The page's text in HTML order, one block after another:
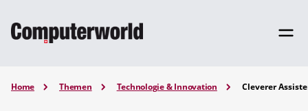
Home Themen Technologie & Innovation Cleverer